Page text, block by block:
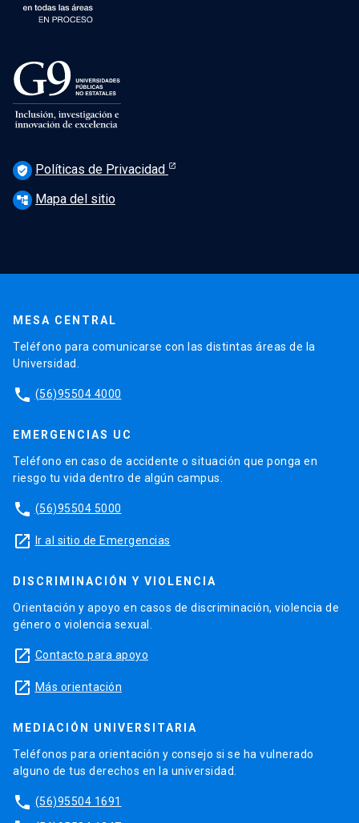
verified_user Políticas de Privacidad
account_tree Mapa del sitio
MESA CENTRAL
Teléfono para comunicarse con las distintas áreas de la
Universidad.
phone (56)95504 4000
EMERGENCIAS UC
Teléfono en caso de accidente o situación que ponga en
riesgo tu vida dentro de algún campus.
phone (56)95504 5000
launch Ir al sitio de Emergencias
DISCRIMINACIÓN Y VIOLENCIA
Orientación y apoyo en casos de discriminación, violencia de
género o violencia sexual.
launch Contacto para apoyo
launch Más orientación
MEDIACIÓN UNIVERSITARIA
Teléfonos para orientación y consejo si se ha vulnerado
alguno de tus derechos en la universidad.
phone (56)95504 1691